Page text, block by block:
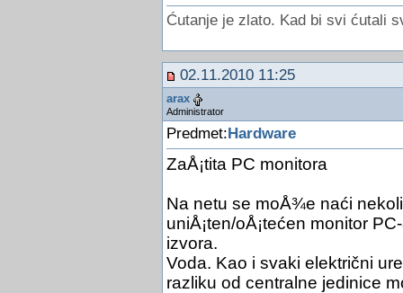
Ćutanje je zlato. Kad bi svi ćutali
02.11.2010 11:25
arax
Administrator
Predmet:Hardware
ZaÅ¡tita PC monitora
Na netu se moÅ¾e naći
uniÅ¡ten/oÅ¡tećen monitor
izvora.
Voda. Kao i svaki električni
razliku od centralne jedinice